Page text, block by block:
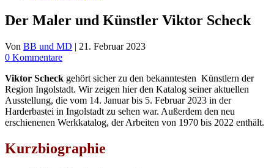
Der Maler und Künstler Viktor Scheck
Von BB und MD | 21. Februar 2023
0 Kommentare
Viktor Scheck gehört sicher zu den bekanntesten Künstlern der
Region Ingolstadt. Wir zeigen hier den Katalog seiner aktuellen
Ausstellung, die vom 14. Januar bis 5. Februar 2023 in der
Harderbastei in Ingolstadt zu sehen war. Außerdem den neu
erschienenen Werkkatalog, der Arbeiten von 1970 bis 2022 enthält.
Kurzbiographie